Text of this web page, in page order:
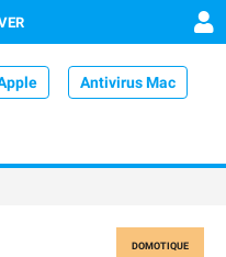
Antivirus Mac
DOMOTIQUE